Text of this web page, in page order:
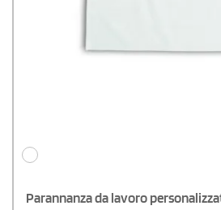
Parannanza da lavoro